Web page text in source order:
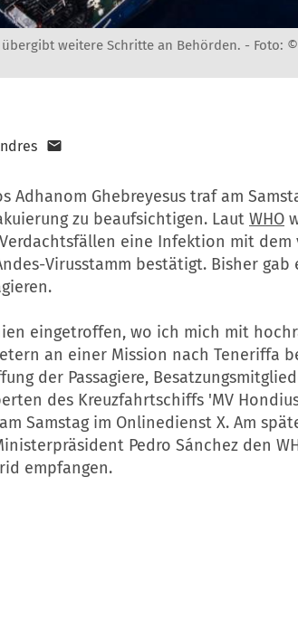
weitere Schritte an Behörden. - Foto:
Adhanom Ghebreyesus traf am
zu beaufsichtigen. Laut WHO
eine Infektion mit dem
Virusstamm bestätigt. Bisher gab
eingetroffen, wo ich mich mit
an einer Mission nach Teneriffa
der Passagiere,
des Kreuzfahrtschiffs 'MV
Samstag im Onlinedienst X. Am
Pedro Sánchez den
empfangen.